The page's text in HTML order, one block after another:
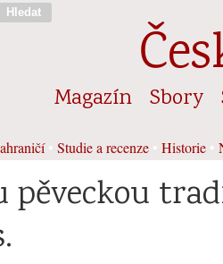
Hledat
Magazín Sbory
• Studie a recenze Historie
pěveckou